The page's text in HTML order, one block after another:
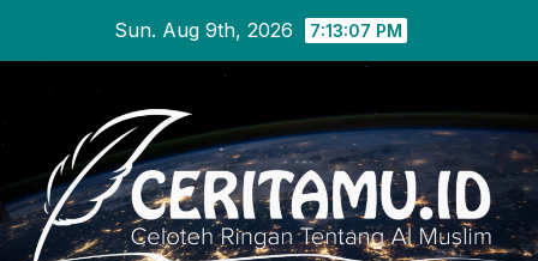
Sun. Aug 9th, 2026 7:13:08 PM